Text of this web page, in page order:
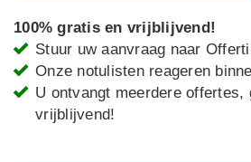
100% gratis en vrijblijvend!
Stuur uw aanvraag naar Offerti
Onze notulisten reageren
U ontvangt meerdere offertes,
vrijblijvend!